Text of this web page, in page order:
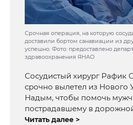
Срочная операция, на которую
доставили бортом санавиации из
успешно. Фото: предоставлено
здравоохранения ЯНАО
Сосудистый хирург Рафик
срочно вылетел из Нового
Надым, чтобы помочь
пострадавшему в
Читать далее >